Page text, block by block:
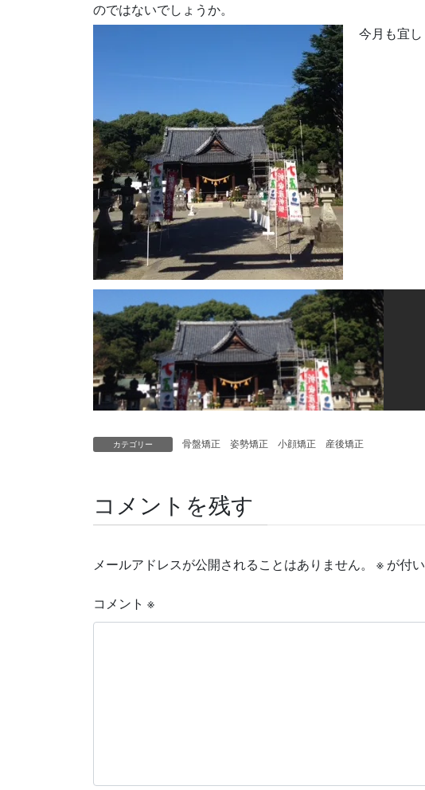
のではないでしょうか。
今月も宜し
カテゴリー 骨盤矯正 姿勢矯正 小顔矯正 産後矯正
コメントを残す
メールアドレスが公開されることはありません。 ※ が付
コメント ※